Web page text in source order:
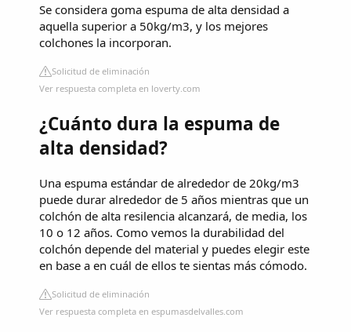
Se considera goma espuma de alta densidad a
aquella superior a 50kg/m3, y los mejores
colchones la incorporan.
Solicitud de eliminación
Ver respuesta completa en loverty.com
¿Cuánto dura la espuma de
alta densidad?
Una espuma estándar de alrededor de 20kg/m3
puede durar alrededor de 5 años mientras que un
colchón de alta resilencia alcanzará, de media, los
10 o 12 años. Como vemos la durabilidad del
colchón depende del material y puedes elegir este
en base a en cuál de ellos te sientas más cómodo.
Solicitud de eliminación
Ver respuesta completa en espumasdelvalles.com